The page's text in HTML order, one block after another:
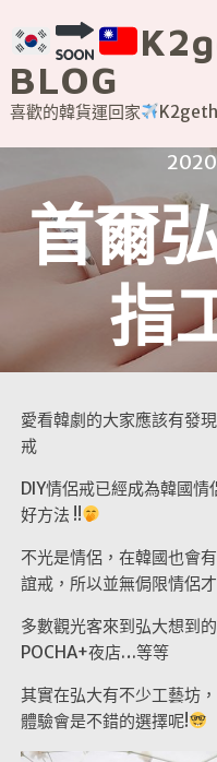
to
content
BLOG
喜歡的韓貨運回家
2020
首爾
指
愛看韓劇的大家應該有發
戒
DIY情侶戒已經成為韓國
好方法 !!
不光是情侶，在韓國也會
誼戒，所以並無侷限情侶
多數觀光客來到弘大想到
POCHA+夜店…等等
其實在弘大有不少工藝坊
體驗會是不錯的選擇呢!